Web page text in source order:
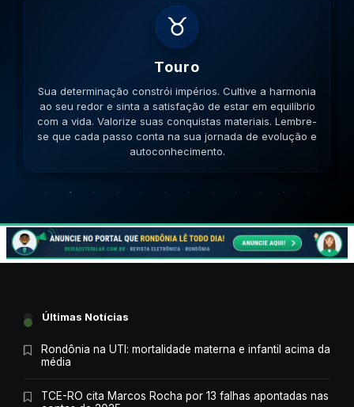
♊
Gemeos
Sua habilidade manual pode ser útil. Conecte-se com
pessoas que compartilham seus ideais e veja como a
colaboração gera frutos. Esteja aberto a novas ideias.
Lembre-se que cada passo conta na sua jornada de
evolução e autoconhecimento.
Últimas Notícias
Rondônia na UTI: mortalidade materna e infantil acima da
média
TCE-RO cita Marcos Rocha por 13 falhas apontadas nas